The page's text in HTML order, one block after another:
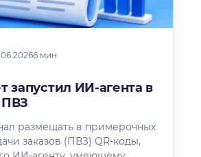
6 мин
запустил ИИ-агента в
размещать в примерочных
заказов (ПВЗ) QR-коды,